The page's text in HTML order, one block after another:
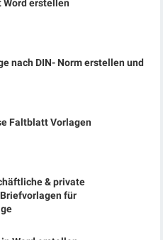
erstellen
nach DIN- Norm erstellen und
Faltblatt Vorlagen
& private
für